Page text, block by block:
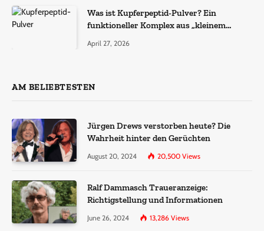
Was ist Kupferpeptid-Pulver? Ein
funktioneller Komplex aus „kleinem
April 27, 2026
AM BELIEBTESTEN
Jürgen Drews verstorben heute? Die
Wahrheit hinter den Gerüchten
August 20, 2024 20,500 Views
Ralf Dammasch Traueranzeige:
Richtigstellung und Informationen
June 26, 2024 13,286 Views